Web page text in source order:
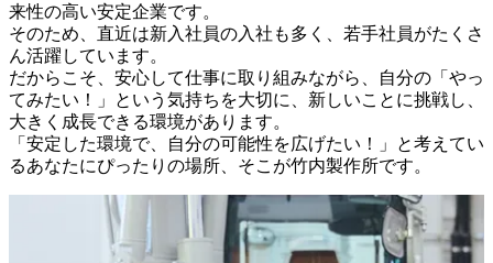
来性の高い安定企業です。
そのため、直近は新入社員の入社も多く、若手社員がたくさ
ん活躍しています。
だからこそ、安心して仕事に取り組みながら、自分の「やっ
てみたい！」という気持ちを大切に、新しいことに挑戦し、
大きく成長できる環境があります。
「安定した環境で、自分の可能性を広げたい！」と考えてい
るあなたにぴったりの場所、そこが竹内製作所です。